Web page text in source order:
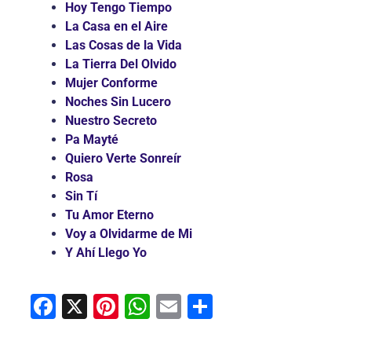
Hoy Tengo Tiempo
La Casa en el Aire
Las Cosas de la Vida
La Tierra Del Olvido
Mujer Conforme
Noches Sin Lucero
Nuestro Secreto
Pa Mayté
Quiero Verte Sonreír
Rosa
Sin Tí
Tu Amor Eterno
Voy a Olvidarme de Mi
Y Ahí Llego Yo
F
X
Pi
W
E